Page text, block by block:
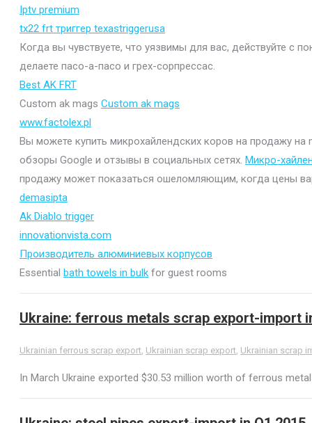
Iptv premium
tx22 frt триггер texastriggerusa
Когда вы чувствуете, что уязвимы для вас, действуйте с
делаете пасо-а-пасо и грех-сорпрессас.
Best AK FRT
Custom ak mags Custom ak mags
www.factolex.pl
Вы можете купить микрохайлендских коров на продажу
обзоры Google и отзывы в социальных сетях. Микро-
продажу может показаться ошеломляющим, когда цены
demasipta
Ak Diablo trigger
innovationvista.com
Производитель алюминиевых корпусов
Essential bath towels in bulk for guest rooms
Ukraine: ferrous metals scrap export-import
Ukrainian ferrous scrap export Ukrainian scrap export Ukrainian scrap
In March Ukraine exported $30.53 million worth of ferrous